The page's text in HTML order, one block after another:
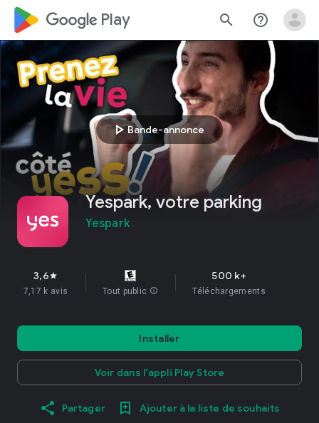
google_logo Play search help_outline
play_arrowBande-annonce
Yespark, votre parking
Yespark
3,6star
7,17 k avis Tout public info
500 k+
Téléchargements
Installer
Voir dans l'appli Play Store
Partager Ajouter à la liste de souhaits